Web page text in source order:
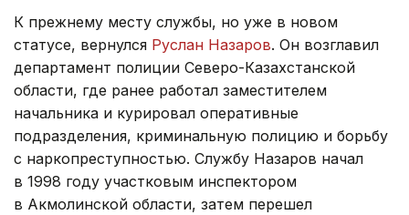
К прежнему месту службы, но уже в новом
статусе, вернулся Руслан Назаров. Он возглавил
департамент полиции Северо-Казахстанской
области, где ранее работал заместителем
начальника и курировал оперативные
подразделения, криминальную полицию и борьбу
с наркопреступностью. Службу Назаров начал
в 1998 году участковым инспектором
в Акмолинской области, затем перешел